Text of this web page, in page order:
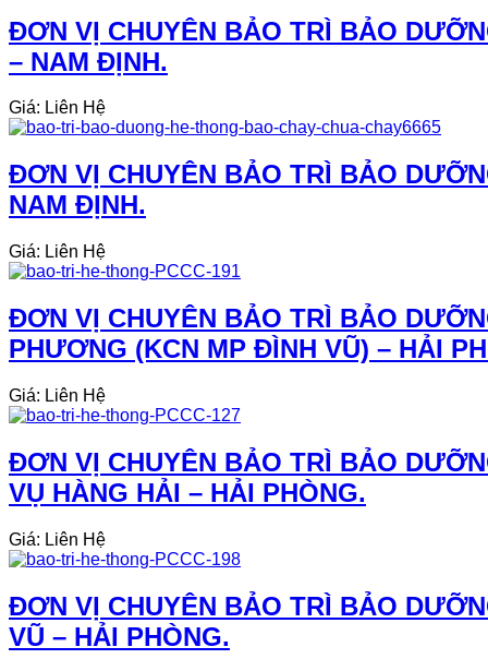
ĐƠN VỊ CHUYÊN BẢO TRÌ BẢO
– NAM ĐỊNH.
Giá: Liên Hệ
ĐƠN VỊ CHUYÊN BẢO TRÌ BẢO
NAM ĐỊNH.
Giá: Liên Hệ
ĐƠN VỊ CHUYÊN BẢO TRÌ BẢO
PHƯƠNG (KCN MP ĐÌNH VŨ) – HẢI
Giá: Liên Hệ
ĐƠN VỊ CHUYÊN BẢO TRÌ BẢO
VỤ HÀNG HẢI – HẢI PHÒNG.
Giá: Liên Hệ
ĐƠN VỊ CHUYÊN BẢO TRÌ BẢO
VŨ – HẢI PHÒNG.